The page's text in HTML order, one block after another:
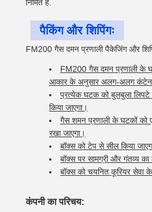
निर्मित है.
पैकिंग और शिपिंगः
FM200 गैस दमन प्रणाली पैकेजिंग और
FM200 गैस दमन प्रणाली के
आकार के अनुसार अलग-अलग
प्रत्येक घटक को बुलबुला लिपटे
किया जाएगा।
गैस शमन प्रणाली के घटकों को
रखा जाएगा।
बॉक्स को टेप से सील किया
बॉक्स पर सामग्री और गंतव्य का
बॉक्स को चयनित कूरियर सेवा
कंपनी का परिचय: